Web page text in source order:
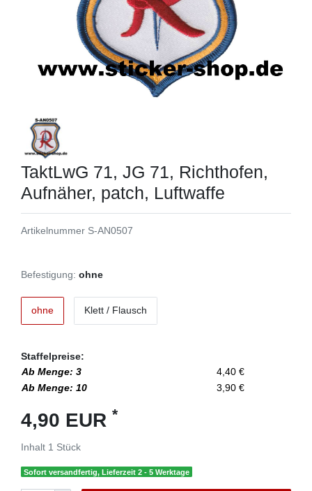
TaktLwG 71, JG 71, Richthofen,
Aufnäher, patch, Luftwaffe
Artikelnummer S-AN0507
Befestigung: ohne
ohne Klett / Flausch
Staffelpreise:
Ab Menge: 3
4,40 €
Ab Menge: 10
3,90 €
4,90 EUR *
Inhalt 1 Stück
Sofort versandfertig, Lieferzeit 2 - 5 Werktage